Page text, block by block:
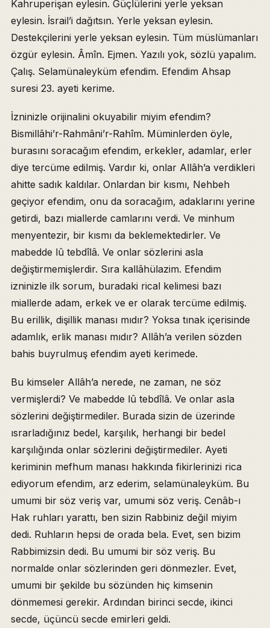
Kahruperişan eylesin. Güçlülerini yerle yeksan
eylesin. İsrail’i dağıtsın. Yerle yeksan eylesin.
Destekçilerini yerle yeksan eylesin. Tüm müslümanları
özgür eylesin. Âmîn. Ejmen. Yazılı yok, sözlü yapalım.
Çalış. Selamünaleyküm efendim. Efendim Ahsap
suresi 23. ayeti kerime.
İzninizle orijinalini okuyabilir miyim efendim?
Bismillâhi’r-Rahmâni’r-Rahîm. Müminlerden öyle,
burasını soracağım efendim, erkekler, adamlar, erler
diye tercüme edilmiş. Vardır ki, onlar Allâh’a verdikleri
ahitte sadık kaldılar. Onlardan bir kısmı, Nehbeh
geçiyor efendim, onu da soracağım, adaklarını yerine
getirdi, bazı miallerde camlarını verdi. Ve minhum
menyentezir, bir kısmı da beklemektedirler. Ve
mabedde lû tebdîlâ. Ve onlar sözlerini asla
değiştirmemişlerdir. Sıra kallâhülazim. Efendim
izninizle ilk sorum, buradaki rical kelimesi bazı
miallerde adam, erkek ve er olarak tercüme edilmiş.
Bu erillik, dişillik manası mıdır? Yoksa tınak içerisinde
adamlık, erlik manası mıdır? Allâh’a verilen sözden
bahis buyrulmuş efendim ayeti kerimede.
Bu kimseler Allâh’a nerede, ne zaman, ne söz
vermişlerdi? Ve mabedde lû tebdîlâ. Ve onlar asla
sözlerini değiştirmediler. Burada sizin de üzerinde
ısrarladığınız bedel, karşılık, herhangi bir bedel
karşılığında onlar sözlerini değiştirmediler. Ayeti
keriminin mefhum manası hakkında fikirlerinizi rica
ediyorum efendim, arz ederim, selamünaleyküm. Bu
umumi bir söz veriş var, umumi söz veriş. Cenâb-ı
Hak ruhları yarattı, ben sizin Rabbiniz değil miyim
dedi. Ruhların hepsi de orada bela. Evet, sen bizim
Rabbimizsin dedi. Bu umumi bir söz veriş. Bu
normalde onlar sözlerinden geri dönmezler. Evet,
umumi bir şekilde bu sözünden hiç kimsenin
dönmemesi gerekir. Ardından birinci secde, ikinci
secde, üçüncü secde emirleri geldi.